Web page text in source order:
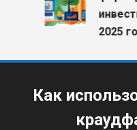
2025
Как